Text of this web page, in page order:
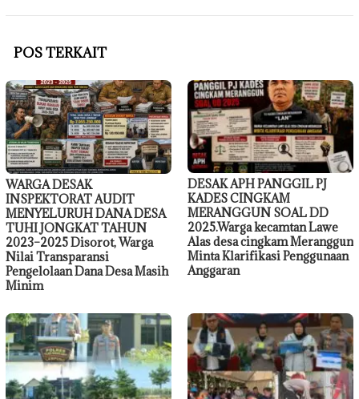
POS TERKAIT
WARGA DESAK
INSPEKTORAT AUDIT
MENYELURUH DANA DESA
TUHI JONGKAT TAHUN
2023–2025 Disorot, Warga
Nilai Transparansi
Pengelolaan Dana Desa Masih
Minim
DESAK APH PANGGIL PJ
KADES CINGKAM
MERANGGUN SOAL DD
2025.Warga kecamtan Lawe
Alas desa cingkam Meranggun
Minta Klarifikasi Penggunaan
Anggaran